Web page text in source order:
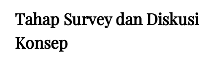
Tahap Survey dan Diskusi
Konsep